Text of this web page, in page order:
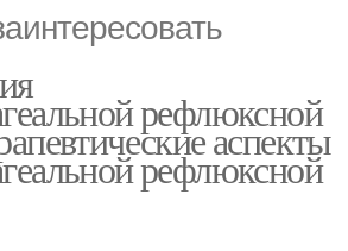
рефлюксной
аспекты
рефлюксной